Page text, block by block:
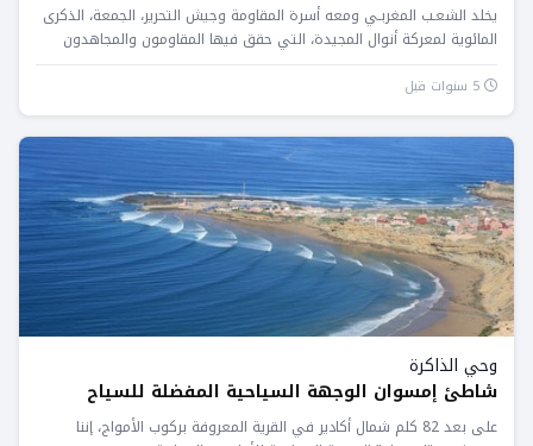
يخلد الشعـب المغربـي ومعه أسرة المقاومة وجيش التحرير، الجمعة، الذكرى
المائوية لمعركة أنوال المجيدة، التي حقق فيها المقاومون والمجاهدون
المغاربة...
وحي الذاكرة
شاطئ إمسوان الوجهة السياحية المفضلة للسياح
على بعد 82 كلم شمال أكادير في القرية المعروفة بركوب الأمواج، إننا